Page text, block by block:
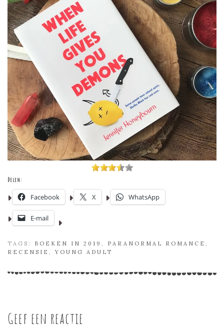
Delen:
Facebook X WhatsApp
E-mail
TAGS: BOEKEN IN 2019 PARANORMAL ROMANCE
RECENSIE
,YOUNG ADULT
Geef een reactie